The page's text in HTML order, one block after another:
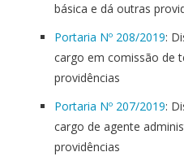
básica e dá outras
Portaria Nº 208/2019:
cargo em comissão de
providências
Portaria Nº 207/2019:
cargo de agente
providências